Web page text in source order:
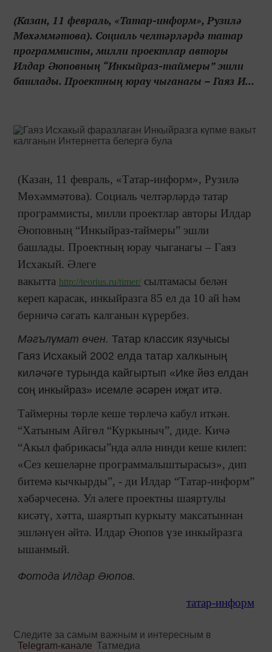
(Казан, 11 февраль, «Татар-информ», Рузилә
Мөхәммәтова). Социаль челтәрләрдә татар
программисты, милли проектлар авторы
Илдар Әюповның “Инкыйраз-таймеры” эшли
башлады. Проектның юрау чыганагы – Гаяз И...
(Казан, 11 февраль, «Татар-информ», Рузилә
Мөхәммәтова). Социаль челтәрләрдә татар
программисты, милли проектлар авторы Илдар
Әюповның “Инкыйраз-таймеры” эшли
башлады. Проектның юрау чыганагы – Гаяз
Исхакый. Әлеге
вакытта http://teorius.ru/timer/ сылтамасы белән
кереп карасак, инкыйразга 85 ел да 10 ай һәм
берничә сәгать калганын күрербез.
Мәгълүмат өчен. Татар классик язучысы
Гаяз Исхакый 2002 елда татар халкының
киләчәге турында кайгыртып «Ике йөз елдан
соң инкыйраз» исемле әсәрен иҗат итә.
Таймерны төрле кеше төрлечә кабул иткән.
“Хатыным Айгөл “Куркыныч”, диде. Кичә
“Акыл фабрикасы”нда әллә нинди кеше килеп:
«Сез кешеләрне программалыштырасыз», дип
битемә кычкырды”, - ди Илдар “Татар-информ”
хәбәрчесенә. Ул әлеге проектны шаяртулы
кисәтү, хәтта, шаяртып куркыту максатыннан
эшләнүен әйтә. Илдар Әюпов үзе инкыйразга
ышанмый.
Фотода Илдар Әюпов.
татар-информ
Следите за самым важным и интересным в
Telegram-канале Татмедиа